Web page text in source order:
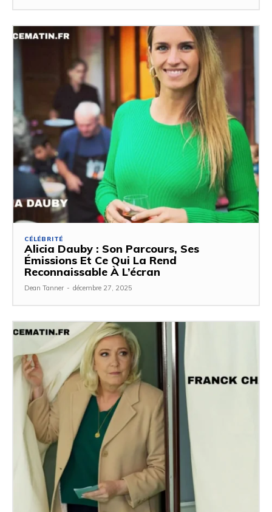
CÉLÉBRITÉ
Alicia Dauby : Son Parcours, Ses
Émissions Et Ce Qui La Rend
Reconnaissable À L’écran
Dean Tanner - décembre 27, 2025